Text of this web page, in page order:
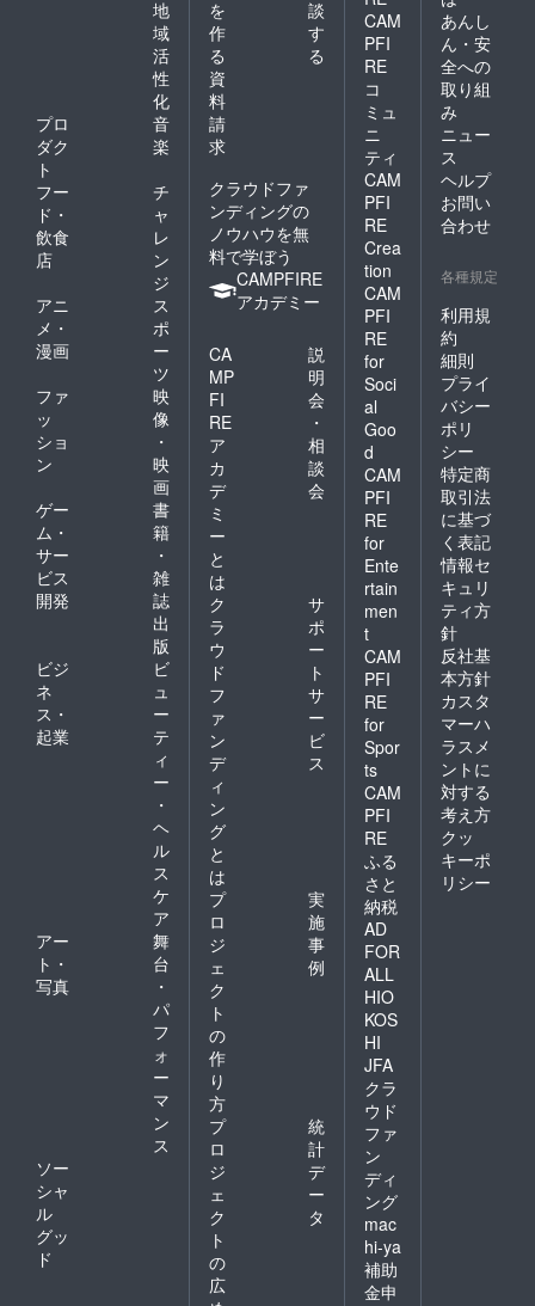
地
域
活
性
化
プロ
ダク
ト
音
楽
フー
ド・
飲食
店
チ
ャ
レ
ン
ジ
アニ
メ・
漫画
ス
ポ
ー
ツ
ファ
ッ
ショ
ン
映
像
・
映
画
ゲー
ム・
サー
ビス
開発
書
籍
・
雑
誌
出
版
ビジ
ネ
ス・
起業
ビ
ュ
ー
テ
ィ
ー
・
ヘ
ル
ス
ケ
ア
アー
ト・
写真
舞
台
・
パ
フ
ォ
ー
マ
ン
ス
ソー
シャ
ル
グッ
ド
を
作
る
談
す
る
資
料
請
求
クラウドファ
ンディングの
ノウハウを無
料で学ぼう
CAMPFIRE
アカデミー
CA
MP
FI
RE
ア
カ
デ
ミ
ー
と
は
説
明
会
・
相
談
会
ク
ラ
ウ
ド
フ
ァ
ン
デ
ィ
ン
グ
と
は
サ
ポ
ー
ト
サ
ー
ビ
ス
プ
ロ
ジ
ェ
ク
ト
の
作
り
方
実
施
事
例
プ
ロ
ジ
ェ
ク
ト
の
広
統
計
デ
ー
タ
CAM
PFI
RE
コ
ミュ
ニ
ティ
CAM
PFI
RE
Crea
tion
CAM
PFI
RE
for
Soci
al
Goo
d
CAM
PFI
RE
for
Ente
rtain
men
t
CAM
PFI
RE
for
Spor
ts
CAM
PFI
RE
ふる
さと
納税
AD
FOR
ALL
HIO
KOS
HI
JFA
クラ
ウド
ファ
ン
ディ
ング
mac
hi-ya
補助
金申
あんし
ん・安
全への
取り組
み
ニュー
ス
ヘルプ
お問い
合わせ
各種規定
利用規
約
細則
プライ
バシー
ポリ
シー
特定商
取引法
に基づ
く表記
情報セ
キュリ
ティ方
針
反社基
本方針
カスタ
マーハ
ラスメ
ントに
対する
考え方
クッ
キーポ
リシー